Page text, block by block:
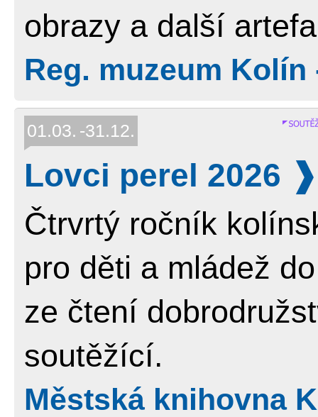
obrazy a další
Reg. muzeum
01.03. 31.12.
Lovci perel 2026
Čtrvrtý ročník
pro děti a mládež
ze čtení
soutěžící.
Městská knihovna